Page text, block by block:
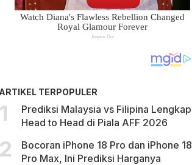
ARTIKEL TERPOPULER
Prediksi Malaysia vs Filipina Lengkap
Head to Head di Piala AFF 2026
Bocoran iPhone 18 Pro dan iPhone 18
Pro Max, Ini Prediksi Harganya